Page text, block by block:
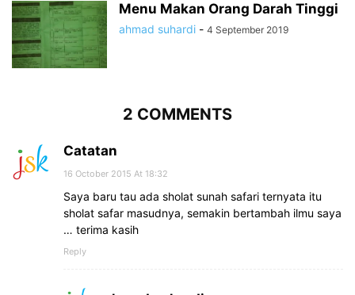
Menu Makan Orang Darah Tinggi
ahmad suhardi - 4 September 2019
2 COMMENTS
Catatan
16 October 2015 At 18:32
Saya baru tau ada sholat sunah safari ternyata itu
sholat safar masudnya, semakin bertambah ilmu saya
… terima kasih
Reply